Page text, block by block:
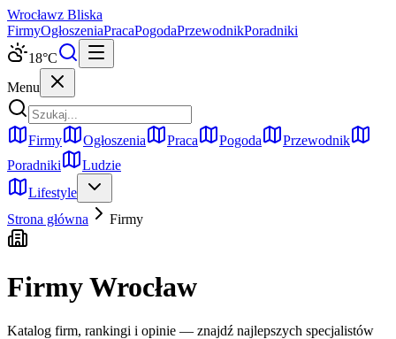
Wrocławz Bliska
FirmyOgłoszeniaPracaPogodaPrzewodnikPoradniki
18°C
Menu
Firmy Ogłoszenia Praca Pogoda
Przewodnik
Poradniki
Ludzie
Lifestyle
Strona główna
Firmy
FirmyWrocław
Katalog firm, rankingi i opinie — znajdź najlepszych specjalistów